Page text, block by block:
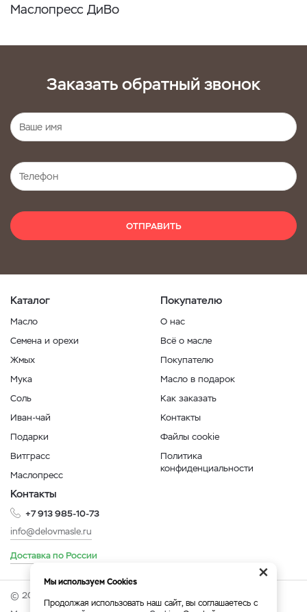
Маслопресс ДиВо
Заказать обратный звонок
ОТПРАВИТЬ
Каталог
Масло
Семена и орехи
Жмых
Мука
Соль
Иван-чай
Подарки
Витграсс
Маслопресс
Покупателю
О нас
Всё о масле
Покупателю
Масло в подарок
Как заказать
Контакты
Файлы cookie
Политика
конфиденциальности
Контакты
+7 913 985-10-73
info@delovmasle.ru
Доставка по России
© 2026 Интернет-магазин "Дело в масле".
×
Мы используем Cookies
Продолжая использовать наш сайт, вы соглашаетесь с